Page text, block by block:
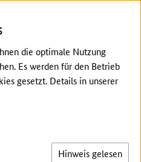
Seite
Media
die optimale Nutzung
Es werden für den Betrieb
gesetzt. Details in unserer
Hinweis gelesen